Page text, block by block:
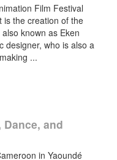
Film Festival
is the creation of the
known as Eken
designer, who is also a
...
and
in Yaoundé